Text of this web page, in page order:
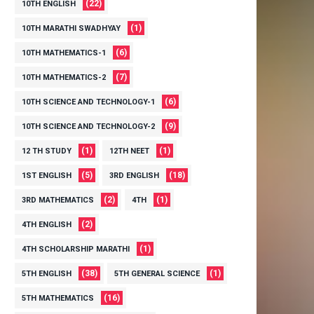
10TH ENGLISH (22)
10TH MARATHI SWADHYAY (1)
10TH MATHEMATICS-1 (6)
10TH MATHEMATICS-2 (7)
10TH SCIENCE AND TECHNOLOGY-1 (6)
10TH SCIENCE AND TECHNOLOGY-2 (9)
12 TH STUDY (1) 12TH NEET (1)
1ST ENGLISH (5) 3RD ENGLISH (18)
3RD MATHEMATICS (2) 4TH (1)
4TH ENGLISH (2)
4TH SCHOLARSHIP MARATHI (1)
5TH ENGLISH (38) 5TH GENERAL SCIENCE (1)
5TH MATHEMATICS (16)